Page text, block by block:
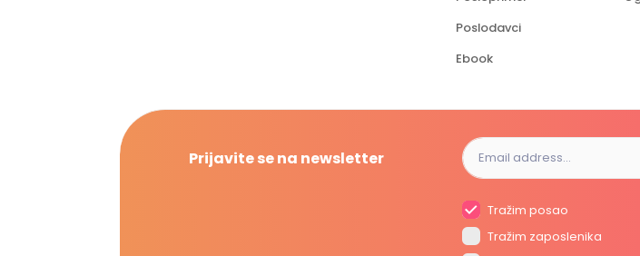
Poslodavci
Ebook
Prijavite se na newsletter
Tražim posao
Tražim zaposlenika